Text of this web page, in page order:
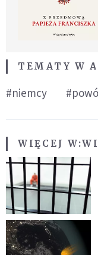
TEMATY W
#niemcy
WIĘCEJ W: